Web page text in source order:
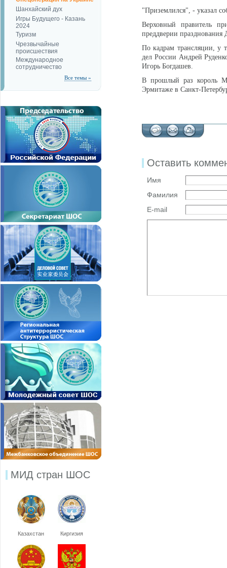
Шанхайский дух
Игры Будущего - Казань
2024
Туризм
Чрезвычайные
происшествия
Международное
сотрудничество
Все темы »
МИД стран ШОС
Казахстан Киргизия
"Приземлился", - указал
Верховный правитель
преддверии
По кадрам трансляции, у
дел России Андрей
Игорь Богдашев.
В прошлый раз король
Эрмитаже в Санкт-
Оставить
Имя
Фамилия
E-mail